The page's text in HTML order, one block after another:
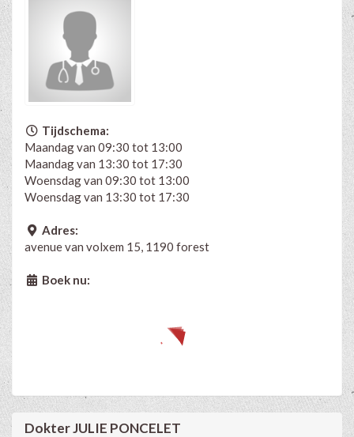
Tijdschema:
Maandag van 09:30 tot 13:00
Maandag van 13:30 tot 17:30
Woensdag van 09:30 tot 13:00
Woensdag van 13:30 tot 17:30
Adres:
avenue van volxem 15, 1190 forest
Boek nu:
Dokter JULIE PONCELET